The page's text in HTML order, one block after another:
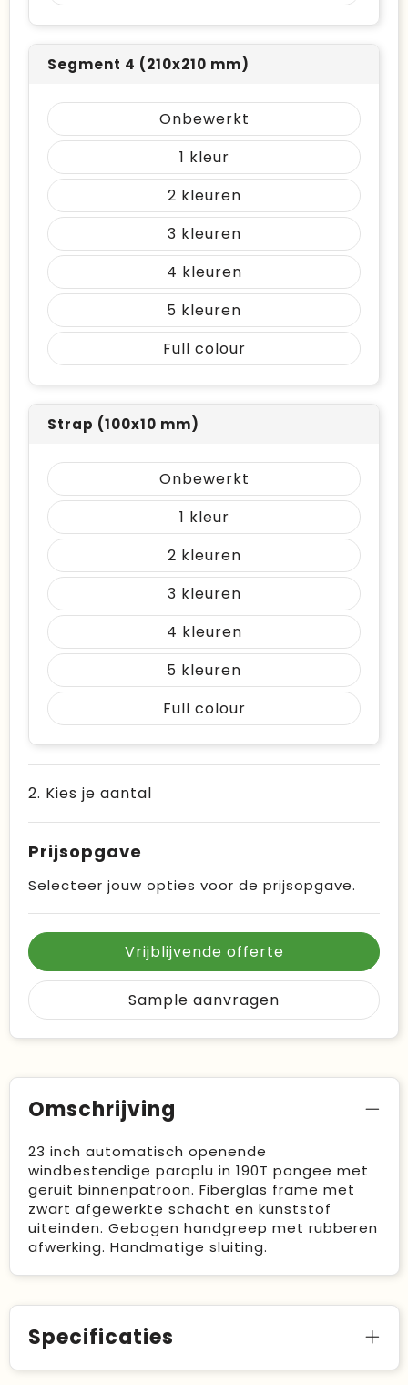
Segment 4 (210x210 mm)
Onbewerkt
1
2
3
4
5
Full colour
Strap (100x10 mm)
Onbewerkt
1
2
3
4
5
Full colour
2. Kies je aantal
Prijsopgave
Selecteer jouw opties voor de prijsopgave.
Vrijblijvende offerte
Sample aanvragen
Omschrijving
23 inch automatisch openende
windbestendige paraplu in 190T pongee met
geruit binnenpatroon. Fiberglas frame met
zwart afgewerkte schacht en kunststof
uiteinden. Gebogen handgreep met rubberen
afwerking. Handmatige sluiting.
Specificaties